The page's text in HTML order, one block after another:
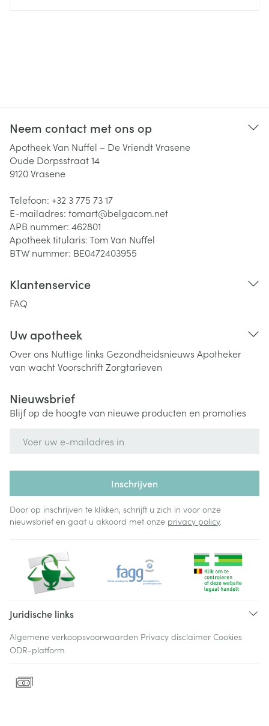
Neem contact met ons op
Apotheek Van Nuffel – De Vriendt Vrasene
Oude Dorpsstraat 14
9120Vrasene
Telefoon: +32 3 775 73 17
E-mailadres: tomart@belgacom.net
APB nummer: 462801
Apotheek titularis:Tom Van Nuffel
BTW nummer: BE0472403955
Klantenservice
FAQ
Uw apotheek
Over ons Nuttige links Gezondheidsnieuws Apotheker
van wachtVoorschriftZorgtarieven
Nieuwsbrief
Blijf op de hoogte van nieuwe producten en promoties
Inschrijven
Door op inschrijven te klikken, schrijft u zich in voor onze
nieuwsbrief en gaat u akkoord met onze privacy policy.
Juridische links
Algemene verkoopsvoorwaarden Privacy disclaimer Cookies
ODR-platform